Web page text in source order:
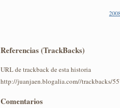
Referencias (TrackBacks)
URL de trackback de esta historia
http://juanjaen.blogalia.com//trackbacks/
Comentarios